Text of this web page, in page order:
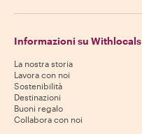
Informazioni su Withlocals
La nostra storia
Lavora con noi
Sostenibilità
Destinazioni
Buoni regalo
Collabora con noi